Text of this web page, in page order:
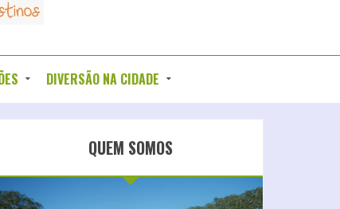
DIVERSÃO NA CIDADE
QUEM SOMOS